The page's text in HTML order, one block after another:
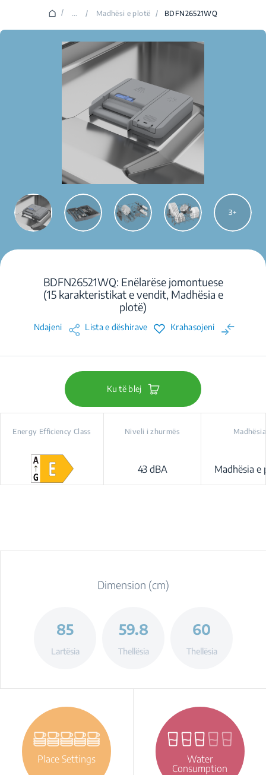
/ ... / Madhësi e plotë / BDFN26521WQ
3
BDFN26521WQ: Enëlarëse jomontuese
(15 karakteristikat e vendit, Madhësia e
plotë)
Ndajeni Lista e dëshirave Krahasojeni
Ku të blej
Energy Efficiency Class Niveli i zhurmës
43 dBA
Madhësia
Madhësia e
Dimension (cm)
85
Lartësia
59.8
Thellësia
60
Thellësia
Place Settings
Water
Consumption